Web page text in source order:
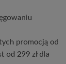
promocją od
od 299 zł dla